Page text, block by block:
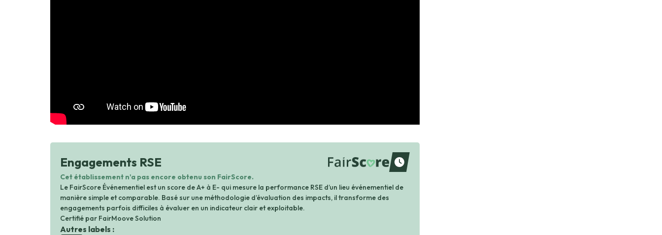
Engagements RSE
waiting
Cet établissement n'a pas encore obtenu son FairScore.
Le FairScore Événementiel est un score de A+ à E- qui mesure la performance RSE d’un lieu événementiel de
manière simple et comparable. Basé sur une méthodologie d’évaluation des impacts, il transforme des
engagements parfois difficiles à évaluer en un indicateur clair et exploitable.
Certifié par FairMoove Solution
Autres labels :